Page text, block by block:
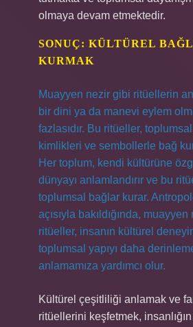
olmaya devam etmektedir.
SONUÇ: KÜLTÜREL
KURMAK
Muayyen nezir gibi ritüellerin
bir dini ya da manevi eylem
fazlasıdır. Bu ritüeller, toplumsal
kimlikleri ve sembollerle bağ
Her toplum, kendi kültürüne
dünyayı anlamlandırır ve bu
toplumsal bağlar kurar.
açısıyla bakıldığında,
ritüeller, insanın kültürel
toplumsal yapıyı daha
anlamamıza yardımcı olur.
Kültürel çeşitliliği anlamak ve
ritüellerini keşfetmek,